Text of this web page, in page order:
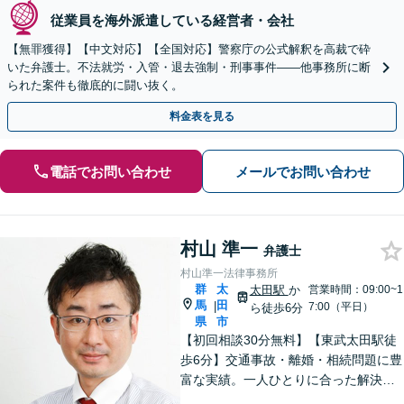
従業員を海外派遣している経営者・会社
【無罪獲得】【中文対応】【全国対応】警察庁の公式解釈を高裁で砕
いた弁護士。不法就労・入管・退去強制・刑事事件——他事務所に断
られた案件も徹底的に闘い抜く。
料金表を見る
電話でお問い合わせ メールでお問い合わせ
村山 準一 弁護士
村山準一法律事務所
群
馬
県
|
太
田
市
太田駅 か
ら徒歩6分
営業時間：09:00~1
7:00（平日）
【初回相談30分無料】【東武太田駅徒
歩6分】交通事故・離婚・相続問題に豊
富な実績。一人ひとりに合った解決方